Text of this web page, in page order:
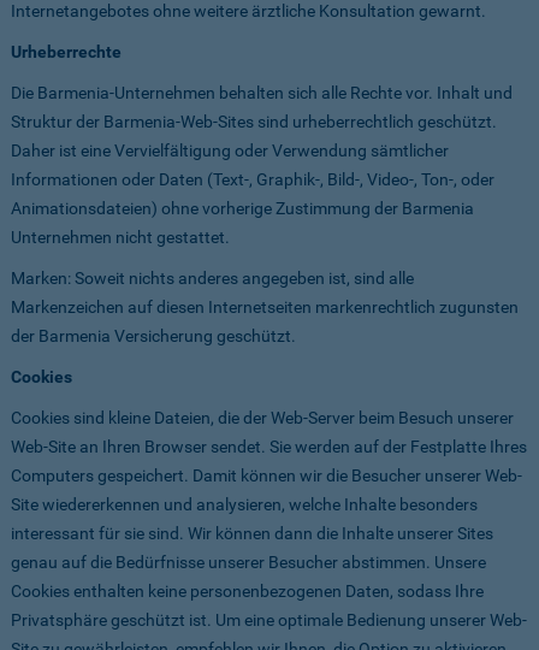
Internetangebotes ohne weitere ärztliche Konsultation gewarnt.
Urheberrechte
Die Barmenia-Unternehmen behalten sich alle Rechte vor. Inhalt und
Struktur der Barmenia-Web-Sites sind urheberrechtlich geschützt.
Daher ist eine Vervielfältigung oder Verwendung sämtlicher
Informationen oder Daten (Text-, Graphik-, Bild-, Video-, Ton-, oder
Animationsdateien) ohne vorherige Zustimmung der Barmenia
Unternehmen nicht gestattet.
Marken: Soweit nichts anderes angegeben ist, sind alle
Markenzeichen auf diesen Internetseiten markenrechtlich zugunsten
der Barmenia Versicherung geschützt.
Cookies
Cookies sind kleine Dateien, die der Web-Server beim Besuch unserer
Web-Site an Ihren Browser sendet. Sie werden auf der Festplatte Ihres
Computers gespeichert. Damit können wir die Besucher unserer Web-
Site wiedererkennen und analysieren, welche Inhalte besonders
interessant für sie sind. Wir können dann die Inhalte unserer Sites
genau auf die Bedürfnisse unserer Besucher abstimmen. Unsere
Cookies enthalten keine personenbezogenen Daten, sodass Ihre
Privatsphäre geschützt ist. Um eine optimale Bedienung unserer Web-